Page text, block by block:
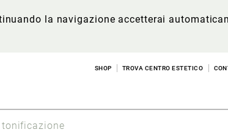
la navigazione accetterai
SHOP TROVA CENTRO ESTETICO